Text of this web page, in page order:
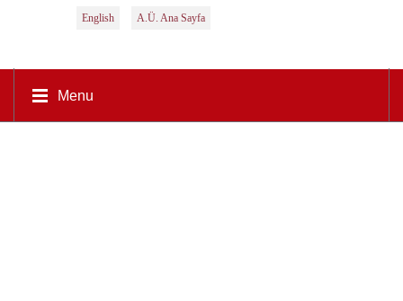
English A.Ü. Ana Sayfa
Menu